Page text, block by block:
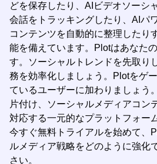
どを保存したり、AIビデオソーシ
会話をトラッキングしたり、AIパ
コンテンツを自動的に整理したり
能を備えています。Plotはあなた
す。ソーシャルトレンドを先取り
務を効率化しましょう。Plotをゲ
ているユーザーに加わりましょう
片付け、ソーシャルメディアコン
対応する一元的なプラットフォー
今すぐ無料トライアルを始めて、
ルメディア戦略をどのように強化
さい。